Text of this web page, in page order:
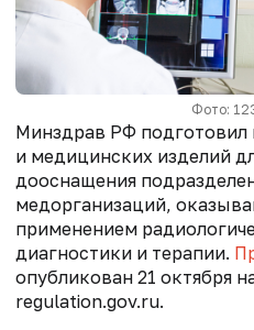
Фото:
Минздрав РФ подготовил
и медицинских изделий
дооснащения
медорганизаций,
применением
диагностики и терапии.
опубликован 21 октября
regulation.gov.ru.